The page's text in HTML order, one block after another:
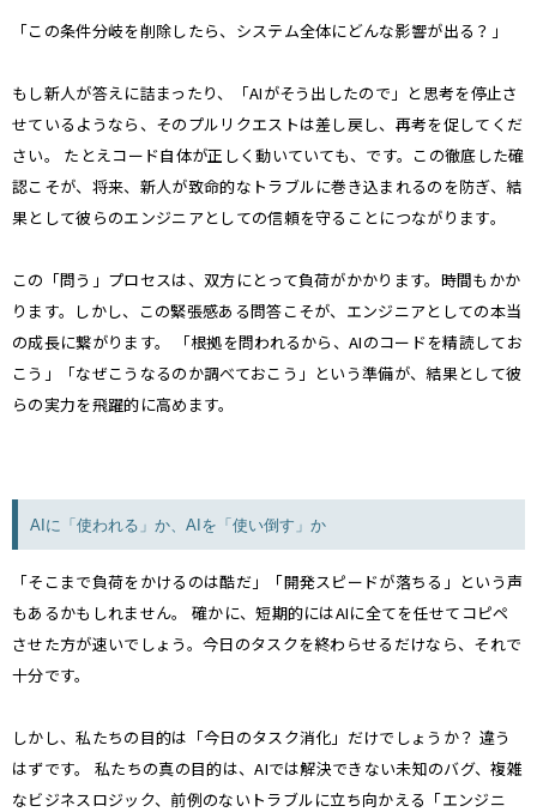
「この条件分岐を削除したら、システム全体にどんな影響が出る？」
もし新人が答えに詰まったり、「AIがそう出したので」と思考を停止さ
せているようなら、そのプルリクエストは差し戻し、再考を促してくだ
さい。 たとえコード自体が正しく動いていても、です。この徹底した確
認こそが、将来、新人が致命的なトラブルに巻き込まれるのを防ぎ、結
果として彼らのエンジニアとしての信頼を守ることにつながります。
この「問う」プロセスは、双方にとって負荷がかかります。時間もかか
ります。しかし、この緊張感ある問答こそが、エンジニアとしての本当
の成長に繋がります。 「根拠を問われるから、AIのコードを精読してお
こう」「なぜこうなるのか調べておこう」という準備が、結果として彼
らの実力を飛躍的に高めます。
AIに「使われる」か、AIを「使い倒す」か
「そこまで負荷をかけるのは酷だ」「開発スピードが落ちる」という声
もあるかもしれません。 確かに、短期的にはAIに全てを任せてコピペ
させた方が速いでしょう。今日のタスクを終わらせるだけなら、それで
十分です。
しかし、私たちの目的は「今日のタスク消化」だけでしょうか？ 違う
はずです。 私たちの真の目的は、AIでは解決できない未知のバグ、複雑
なビジネスロジック、前例のないトラブルに立ち向かえる「エンジニ